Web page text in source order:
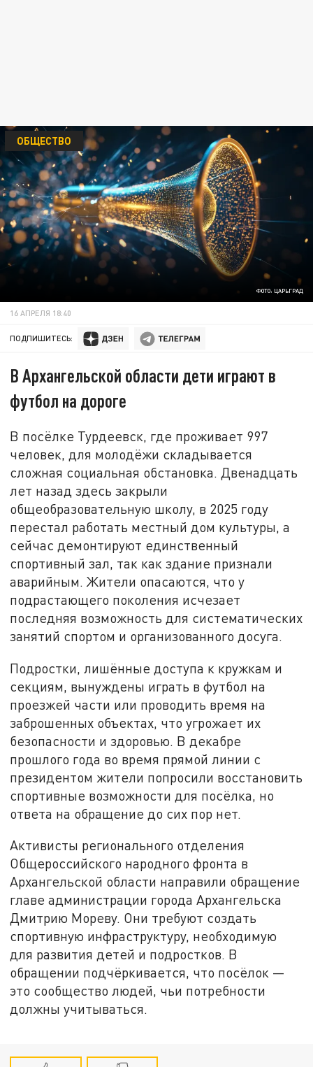
ФОТО: ЦАРЬГРАД
ОБЩЕСТВО
16 АПРЕЛЯ 18:40
ПОДПИШИТЕСЬ:
В Архангельской области дети играют в
футбол на дороге
В посёлке Турдеевск, где проживает 997
человек, для молодёжи складывается
сложная социальная обстановка. Двенадцать
лет назад здесь закрыли
общеобразовательную школу, в 2025 году
перестал работать местный дом культуры, а
сейчас демонтируют единственный
спортивный зал, так как здание признали
аварийным. Жители опасаются, что у
подрастающего поколения исчезает
последняя возможность для систематических
занятий спортом и организованного досуга.
Подростки, лишённые доступа к кружкам и
секциям, вынуждены играть в футбол на
проезжей части или проводить время на
заброшенных объектах, что угрожает их
безопасности и здоровью. В декабре
прошлого года во время прямой линии с
президентом жители попросили восстановить
спортивные возможности для посёлка, но
ответа на обращение до сих пор нет.
Активисты регионального отделения
Общероссийского народного фронта в
Архангельской области направили обращение
главе администрации города Архангельска
Дмитрию Мореву. Они требуют создать
спортивную инфраструктуру, необходимую
для развития детей и подростков. В
обращении подчёркивается, что посёлок —
это сообщество людей, чьи потребности
должны учитываться.